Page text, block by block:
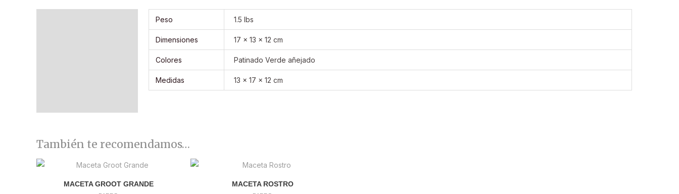
Peso 1.5 lbs
Dimensiones 17 × 13 × 12 cm
Colores Patinado Verde añejado
Medidas 13 x 17 x 12 cm
También te recomendamos…
MACETA GROOT GRANDE MACETA ROSTRO